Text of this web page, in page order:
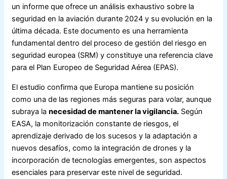
un informe que ofrece un análisis exhaustivo sobre la
seguridad en la aviación durante 2024 y su evolución en la
última década. Este documento es una herramienta
fundamental dentro del proceso de gestión del riesgo en
seguridad europea (SRM) y constituye una referencia clave
para el Plan Europeo de Seguridad Aérea (EPAS).
El estudio confirma que Europa mantiene su posición
como una de las regiones más seguras para volar, aunque
subraya la necesidad de mantener la vigilancia.Según
EASA, la monitorización constante de riesgos, el
aprendizaje derivado de los sucesos y la adaptación a
nuevos desafíos, como la integración de drones y la
incorporación de tecnologías emergentes, son aspectos
esenciales para preservar este nivel de seguridad.